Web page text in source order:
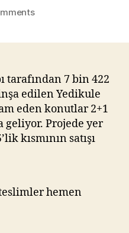
on
Bin
TL’den
Başlıyor
tarafından 7 bin 422
edilen Yedikule
eden konutlar 2+1
geliyor. Projede yer
kısmının satışı
hemen